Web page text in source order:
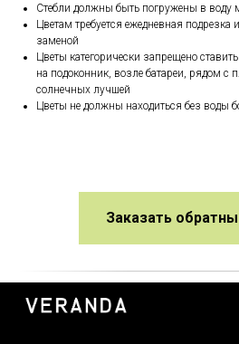
Стебли должны быть погружены в
Цветам требуется ежедневная подрезка
заменой
Цветы категорически запрещено
на подоконник, возле батареи, рядом с
солнечных лучшей
Цветы не должны находиться без воды
Заказать